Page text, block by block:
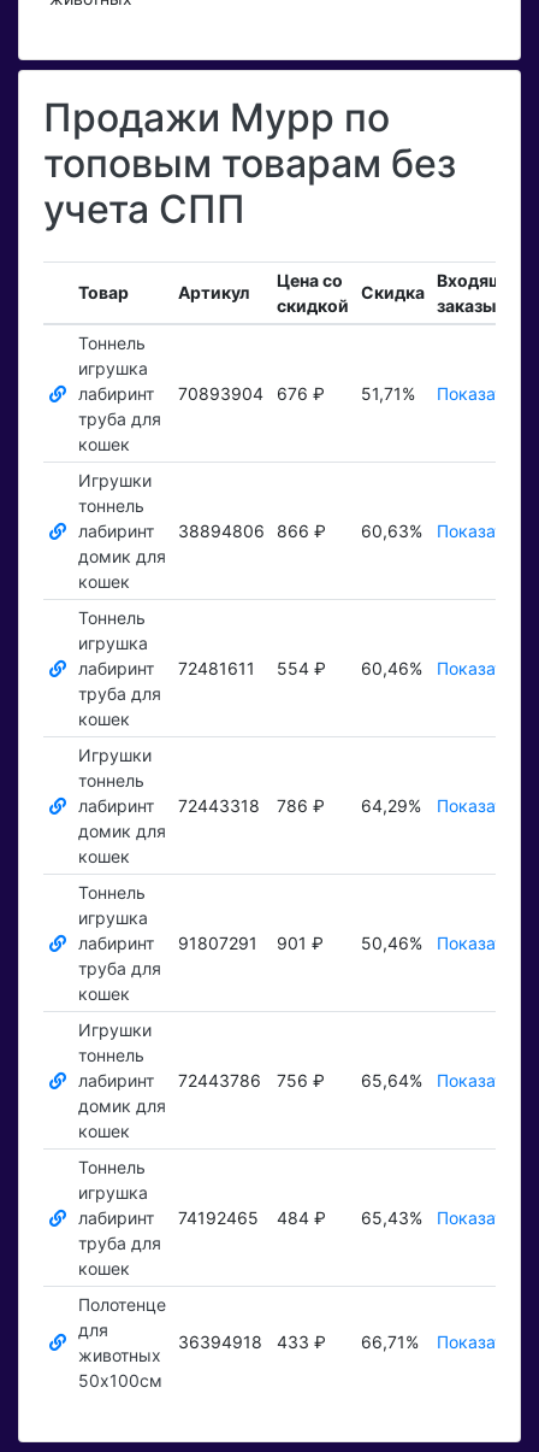
Продажи Мурр по
топовым товарам без
учета СПП
Товар Артикул
Цена со
скидкой
Скидка
Входящие
заказы
Тоннель
игрушка
лабиринт
труба для
кошек
70893904 676 ₽ 51,71% Показать ₽
Игрушки
тоннель
лабиринт
домик для
кошек
38894806 866 ₽ 60,63% Показать ₽
Тоннель
игрушка
лабиринт
труба для
кошек
72481611 554 ₽ 60,46% Показать ₽
Игрушки
тоннель
лабиринт
домик для
кошек
72443318 786 ₽ 64,29% Показать ₽
Тоннель
игрушка
лабиринт
труба для
кошек
91807291 901 ₽ 50,46% Показать ₽
Игрушки
тоннель
лабиринт
домик для
кошек
72443786 756 ₽ 65,64% Показать ₽
Тоннель
игрушка
лабиринт
труба для
кошек
74192465 484 ₽ 65,43% Показать ₽
Полотенце
для
животных
50х100см
36394918 433 ₽ 66,71% Показать ₽